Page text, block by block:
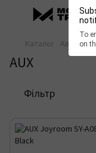
To
on
Каталог
AUX
Фільтр